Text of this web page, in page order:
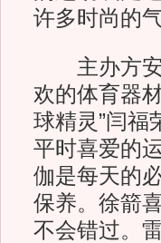
许多时尚的气
主办方安
欢的体育器
球精灵”闫福
平时喜爱的
伽是每天的
保养。徐箭
不会错过。